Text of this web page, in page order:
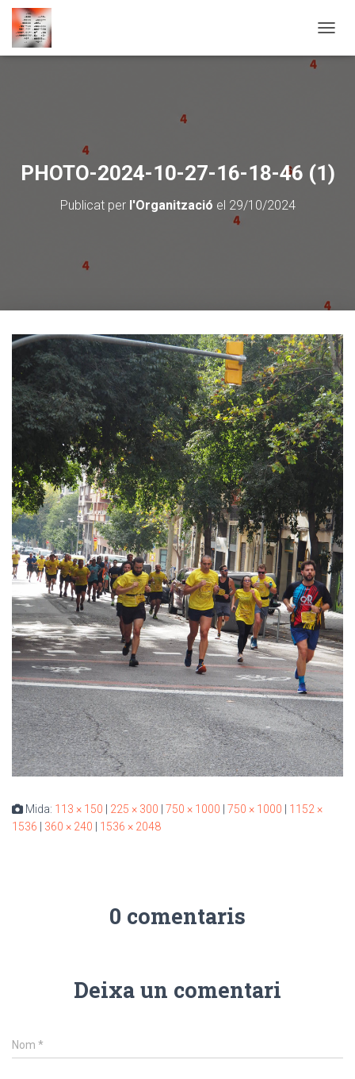
PHOTO-2024-10-27-16-18-46 (1)
Publicat per l'Organització el 29/10/2024
Mida: 113 × 150 225 × 300 750 × 1000 750 × 1000
1152 ×
1536
360 × 240 1536 × 2048
0 comentaris
Deixa un comentari
Nom *